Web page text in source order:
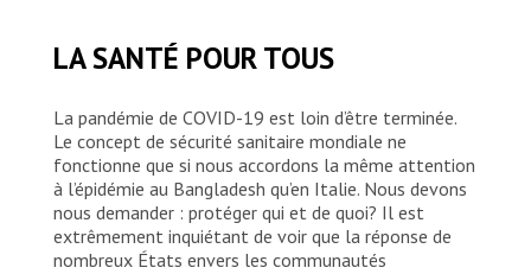
LA SANTÉ POUR TOUS
La pandémie de COVID-19 est loin d’être terminée.
Le concept de sécurité sanitaire mondiale ne
fonctionne que si nous accordons la même attention
à l’épidémie au Bangladesh qu’en Italie. Nous devons
nous demander : protéger qui et de quoi? Il est
extrêmement inquiétant de voir que la réponse de
nombreux États envers les communautés